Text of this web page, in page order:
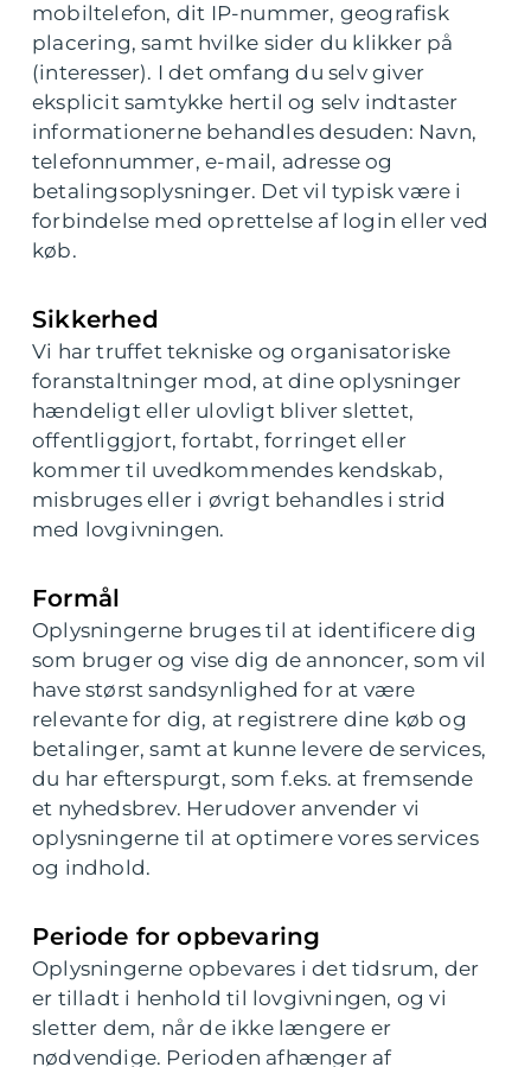
mobiltelefon, dit IP-nummer, geografisk
placering, samt hvilke sider du klikker på
(interesser). I det omfang du selv giver
eksplicit samtykke hertil og selv indtaster
informationerne behandles desuden: Navn,
telefonnummer, e-mail, adresse og
betalingsoplysninger. Det vil typisk være i
forbindelse med oprettelse af login eller ved
køb.
Sikkerhed
Vi har truffet tekniske og organisatoriske
foranstaltninger mod, at dine oplysninger
hændeligt eller ulovligt bliver slettet,
offentliggjort, fortabt, forringet eller
kommer til uvedkommendes kendskab,
misbruges eller i øvrigt behandles i strid
med lovgivningen.
Formål
Oplysningerne bruges til at identificere dig
som bruger og vise dig de annoncer, som vil
have størst sandsynlighed for at være
relevante for dig, at registrere dine køb og
betalinger, samt at kunne levere de services,
du har efterspurgt, som f.eks. at fremsende
et nyhedsbrev. Herudover anvender vi
oplysningerne til at optimere vores services
og indhold.
Periode for opbevaring
Oplysningerne opbevares i det tidsrum, der
er tilladt i henhold til lovgivningen, og vi
sletter dem, når de ikke længere er
nødvendige. Perioden afhænger af